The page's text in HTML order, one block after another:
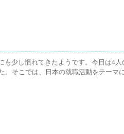
も少し慣れてきたようです。今日は4人
そこでは、日本の就職活動をテーマ